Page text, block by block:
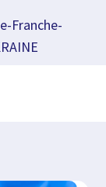
Franche-